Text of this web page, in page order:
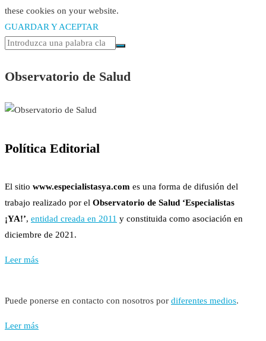
these cookies on your website.
GUARDAR Y ACEPTAR
Observatorio de Salud
Política Editorial
El sitio www.especialistasya.com es una forma de difusión del
trabajo realizado por el Observatorio de Salud ‘Especialistas
¡YA!’, entidad creada en 2011 y constituida como asociación en
diciembre de 2021.
Leer más
Puede ponerse en contacto con nosotros por diferentes medios.
Leer más